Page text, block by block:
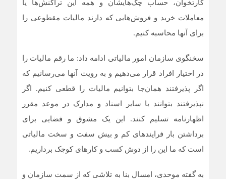
کارتخوان، حساب چک‌هایشان و همه این تراکنش‌ها یا
معاملات خرید و فروش‌هایی که دارند مالیات مقطوعی را
برای آنها محاسبه کنیم.
سخنگوی سازمان امور مالیاتی ادامه داد: ما رقم مالیات را
در اختیار افراد قرار می‌دهیم و به رویت آنها می‌رسانیم که
اگر پذیرفتند همان‌جا بتوانیم مالیات را قطعی کنیم. اگر
نپذیرفتند بتوانند با سایر اسناد و مدارک در موعد مقرر
اظهارنامه تسلیم کنند. این یک مشوق و فضایی برای
برداشتن بار فرایندهای کم و بیش سفت و سخت مالیاتی
است که ما این را از دوش کسب و کارهای کوچک برداریم.
به گفته موحدی، امسال بنا به تلاشی که از سمت سازمان و